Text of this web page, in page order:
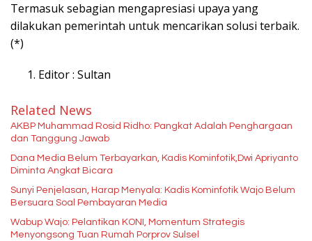
Termasuk sebagian mengapresiasi upaya yang
dilakukan pemerintah untuk mencarikan solusi terbaik.
(*)
Editor : Sultan
Related News
AKBP Muhammad Rosid Ridho: Pangkat Adalah Penghargaan
dan Tanggung Jawab
Dana Media Belum Terbayarkan, Kadis Kominfotik,Dwi Apriyanto
Diminta Angkat Bicara
Sunyi Penjelasan, Harap Menyala: Kadis Kominfotik Wajo Belum
Bersuara Soal Pembayaran Media
Wabup Wajo: Pelantikan KONI, Momentum Strategis
Menyongsong Tuan Rumah Porprov Sulsel